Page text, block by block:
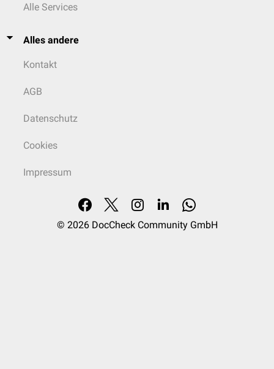
Alle Services
Alles andere
Kontakt
AGB
Datenschutz
Cookies
Impressum
© 2026 DocCheck Community GmbH